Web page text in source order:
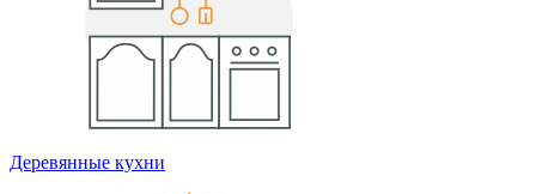
Деревянные кухни